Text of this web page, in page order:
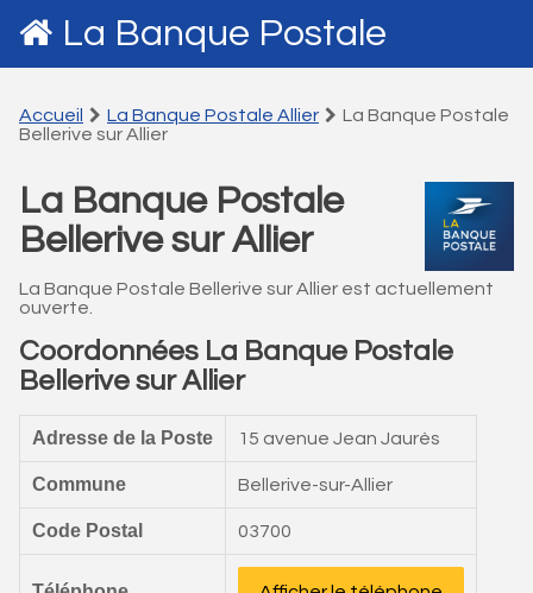
La Banque Postale
Accueil La Banque Postale Allier
La Banque Postale
Bellerive sur Allier
La Banque Postale
Bellerive sur Allier
La Banque Postale Bellerive sur Allier est actuellement
ouverte.
Coordonnées La Banque Postale
Bellerive sur Allier
Adresse de la Poste 15 avenue Jean Jaurès
Commune Bellerive-sur-Allier
Code Postal 03700